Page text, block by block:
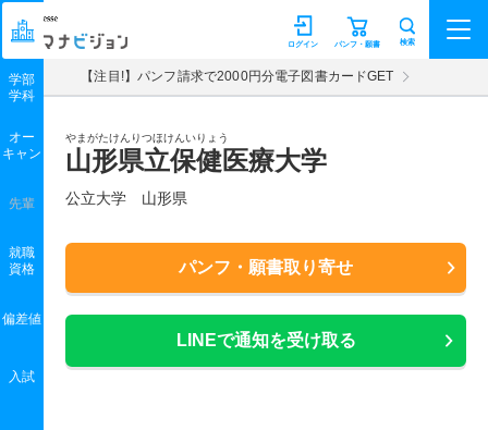
マナビジョン パンフ・願書
ログイン 検索
【注目!】パンフ請求で2000円分電子図書カードGET
やまがたけんりつほけんいりょう
山形県立保健医療大学
公立大学 山形県
パンフ・願書取り寄せ
LINEで通知を受け取る
学部
学科
オー
キャン
先輩
就職
資格
偏差値
入試